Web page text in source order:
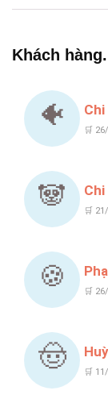
Khách
🐠 Chi
🛒
🐼 Chi
🛒
🍪 🛒
🤠 🛒